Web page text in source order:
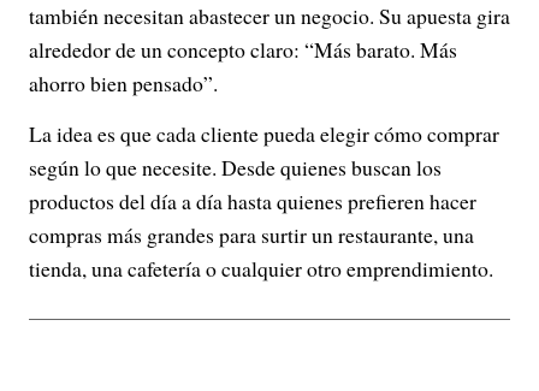
también necesitan abastecer un negocio. Su apuesta gira
alrededor de un concepto claro: “Más barato. Más
ahorro bien pensado”.
La idea es que cada cliente pueda elegir cómo comprar
según lo que necesite. Desde quienes buscan los
productos del día a día hasta quienes prefieren hacer
compras más grandes para surtir un restaurante, una
tienda, una cafetería o cualquier otro emprendimiento.